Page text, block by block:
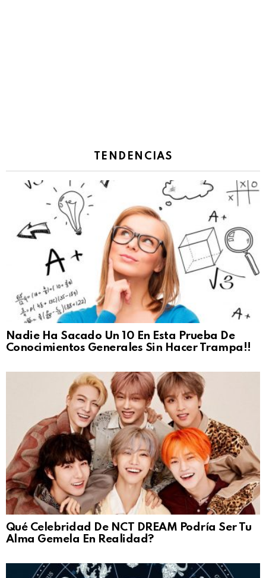
TENDENCIAS
Nadie Ha Sacado Un 10 En Esta Prueba De
Conocimientos Generales Sin Hacer Trampa!!
Qué Celebridad De NCT DREAM Podría Ser Tu
Alma Gemela En Realidad?